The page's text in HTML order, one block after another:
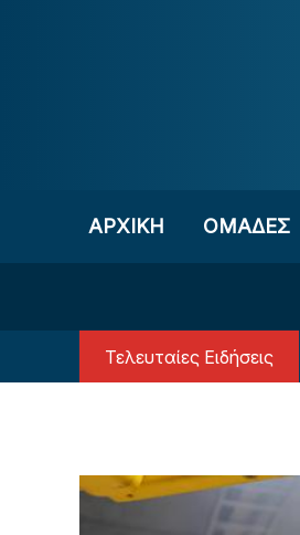
ΑΡΧΙΚΗ OΜΑΔΕΣ
Τελευταίες Ειδήσεις
Ο Καντέρ δήλωσε